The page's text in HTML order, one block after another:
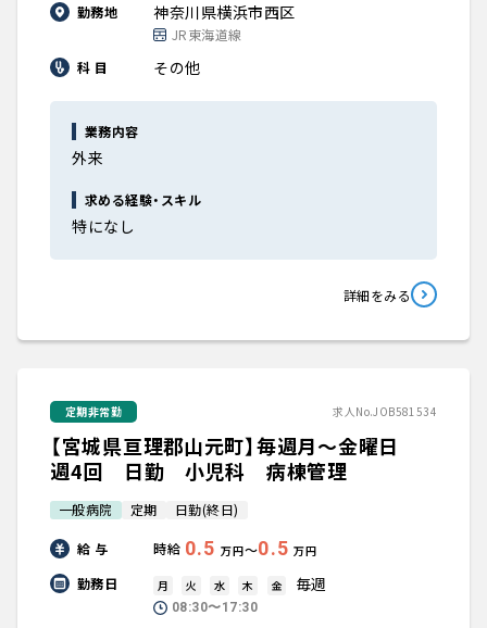
勤務地 神奈川県横浜市西区
JR東海道線
科 目
その他
業務内容
外来
求める経験・スキル
特になし
詳細をみる
定期非常勤 求人No.JOB581534
【宮城県亘理郡山元町】毎週月～金曜日
週4回 日勤 小児科 病棟管理
一般病院 定期 日勤(終日)
給 与 時給 0.5 万円〜0.5 万円
勤務日 月 火 水 木 金 毎週
08:30〜17:30